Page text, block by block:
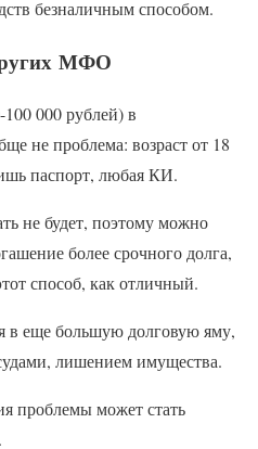
безналичным способом.
МФО
000 рублей) в
не проблема: возраст от 18
паспорт, любая КИ.
не будет, поэтому можно
более срочного долга,
способ, как отличный.
в еще большую долговую яму,
лишением имущества.
проблемы может стать